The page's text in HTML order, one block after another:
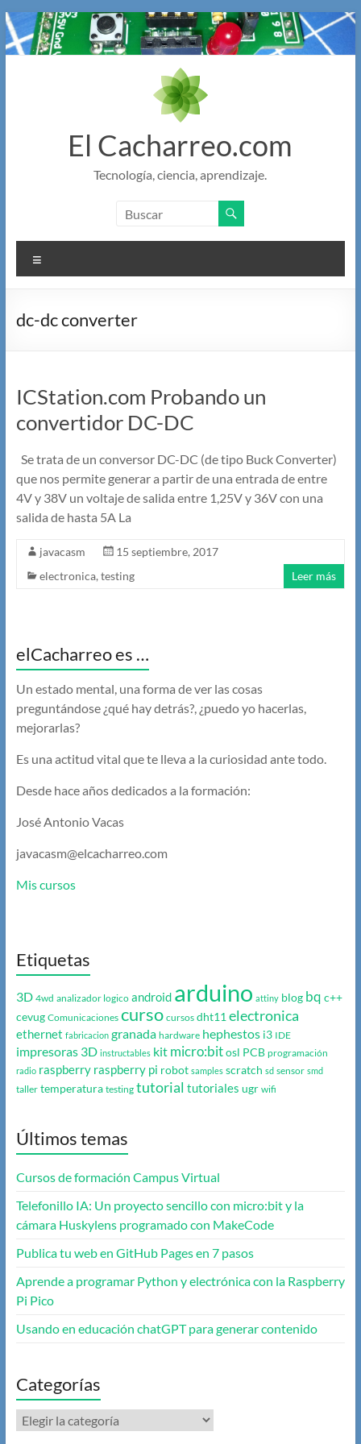
Saltar
al
contenido
El Cacharreo.com
Tecnología, ciencia, aprendizaje.
dc-dc converter
ICStation.com Probando un
convertidor DC-DC
Se trata de un conversor DC-DC (de tipo Buck Converter)
que nos permite generar a partir de una entrada de entre
4V y 38V un voltaje de salida entre 1,25V y 36V con una
salida de hasta 5A La
javacasm
15 septiembre, 2017
electronica,testing Leer más
elCacharreo es …
Un estado mental, una forma de ver las cosas
preguntándose ¿qué hay detrás?, ¿puedo yo hacerlas,
mejorarlas?
Es una actitud vital que te lleva a la curiosidad ante todo.
Desde hace años dedicados a la formación:
José Antonio Vacas
javacasm@elcacharreo.com
Mis cursos
Etiquetas
3D 4wd analizador logico android arduino attiny blog bq c++
cevug Comunicaciones curso cursos dht11 electronica
ethernet fabricacion granada hardware hephestos i3 IDE
impresoras 3D instructables kit micro:bit osl PCB programación
radio raspberry raspberry pi robot samples scratch sd sensor smd
taller temperatura testing tutorial tutoriales ugr wifi
Últimos temas
Cursos de formación Campus Virtual
Telefonillo IA: Un proyecto sencillo con micro:bit y la
cámara Huskylens programado con MakeCode
Publica tu web en GitHub Pages en 7 pasos
Aprende a programar Python y electrónica con la Raspberry
Pi Pico
Usando en educación chatGPT para generar contenido
Categorías
Categorías